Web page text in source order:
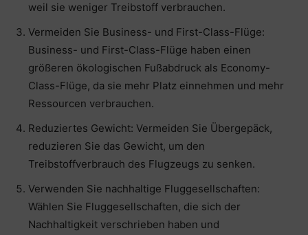
weil sie weniger Treibstoff verbrauchen.
Vermeiden Sie Business- und First-Class-Flüge:
Business- und First-Class-Flüge haben einen
größeren ökologischen Fußabdruck als Economy-
Class-Flüge, da sie mehr Platz einnehmen und mehr
Ressourcen verbrauchen.
Reduziertes Gewicht: Vermeiden Sie Übergepäck,
reduzieren Sie das Gewicht, um den
Treibstoffverbrauch des Flugzeugs zu senken.
Verwenden Sie nachhaltige Fluggesellschaften:
Wählen Sie Fluggesellschaften, die sich der
Nachhaltigkeit verschrieben haben und